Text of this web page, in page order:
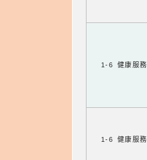
1-6 健康服務
1-6 健康服務